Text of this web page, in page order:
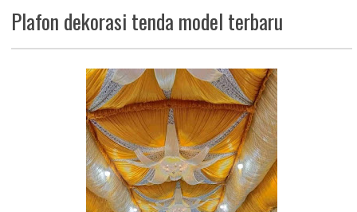
Plafon dekorasi tenda model terbaru